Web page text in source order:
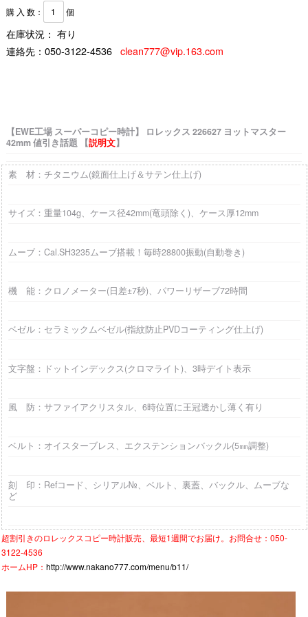
購 入 数： 個
在庫状況： 有り
連絡先： 050-3122-4536 clean777@vip.163.com
【EWE工場 スーパーコピー時計】 ロレックス 226627 ヨットマスター
42mm 値引き話題 【説明文】
素 材：チタニウム(鏡面仕上げ＆サテン仕上げ)
サイズ：重量104g、ケース径42mm(竜頭除く)、ケース厚12mm
ムーブ：Cal.SH3235ムーブ搭載！毎時28800振動(自動巻き)
機 能：クロノメーター(日差±7秒)、パワーリザーブ72時間
ベゼル：セラミックムベゼル(指紋防止PVDコーティング仕上げ)
文字盤：ドットインデックス(クロマライト)、3時デイト表示
風 防：サファイアクリスタル、6時位置に王冠透かし薄く有り
ベルト：オイスターブレス、エクステンションバックル(5㎜調整)
刻 印：Refコード、シリアル№、ベルト、裏蓋、バックル、ムーブな
ど
超割引きのロレックスコピー時計販売、最短1週間でお届け。お問合せ：050-
3122-4536
ホームHP： http://www.nakano777.com/menu/b11/